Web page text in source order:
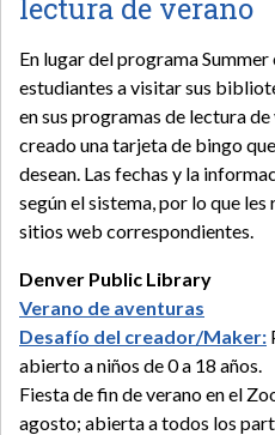
lectura de verano
En lugar del programa
estudiantes a visitar sus
en sus programas de lectura
creado una tarjeta de bingo
desean. Las fechas y la
según el sistema, por lo que
sitios web correspondientes.
Denver Public Library
Verano de aventuras
Desafío del creador/Maker:
abierto a niños de 0 a 18 años.
Fiesta de fin de verano en el
agosto; abierta a todos los